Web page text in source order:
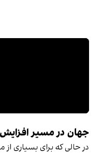
جهان در مسیر افزایش
در حالی که برای بسیاری